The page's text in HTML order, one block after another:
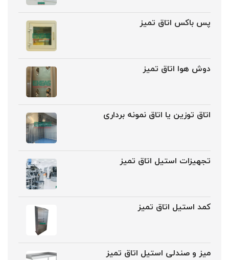
پس باکس اتاق تمیز
دوش هوا اتاق تمیز
اتاق توزین یا اتاق نمونه برداری
تجهیزات استیل اتاق تمیز
کمد استیل اتاق تمیز
میز و صندلی استیل اتاق تمیز